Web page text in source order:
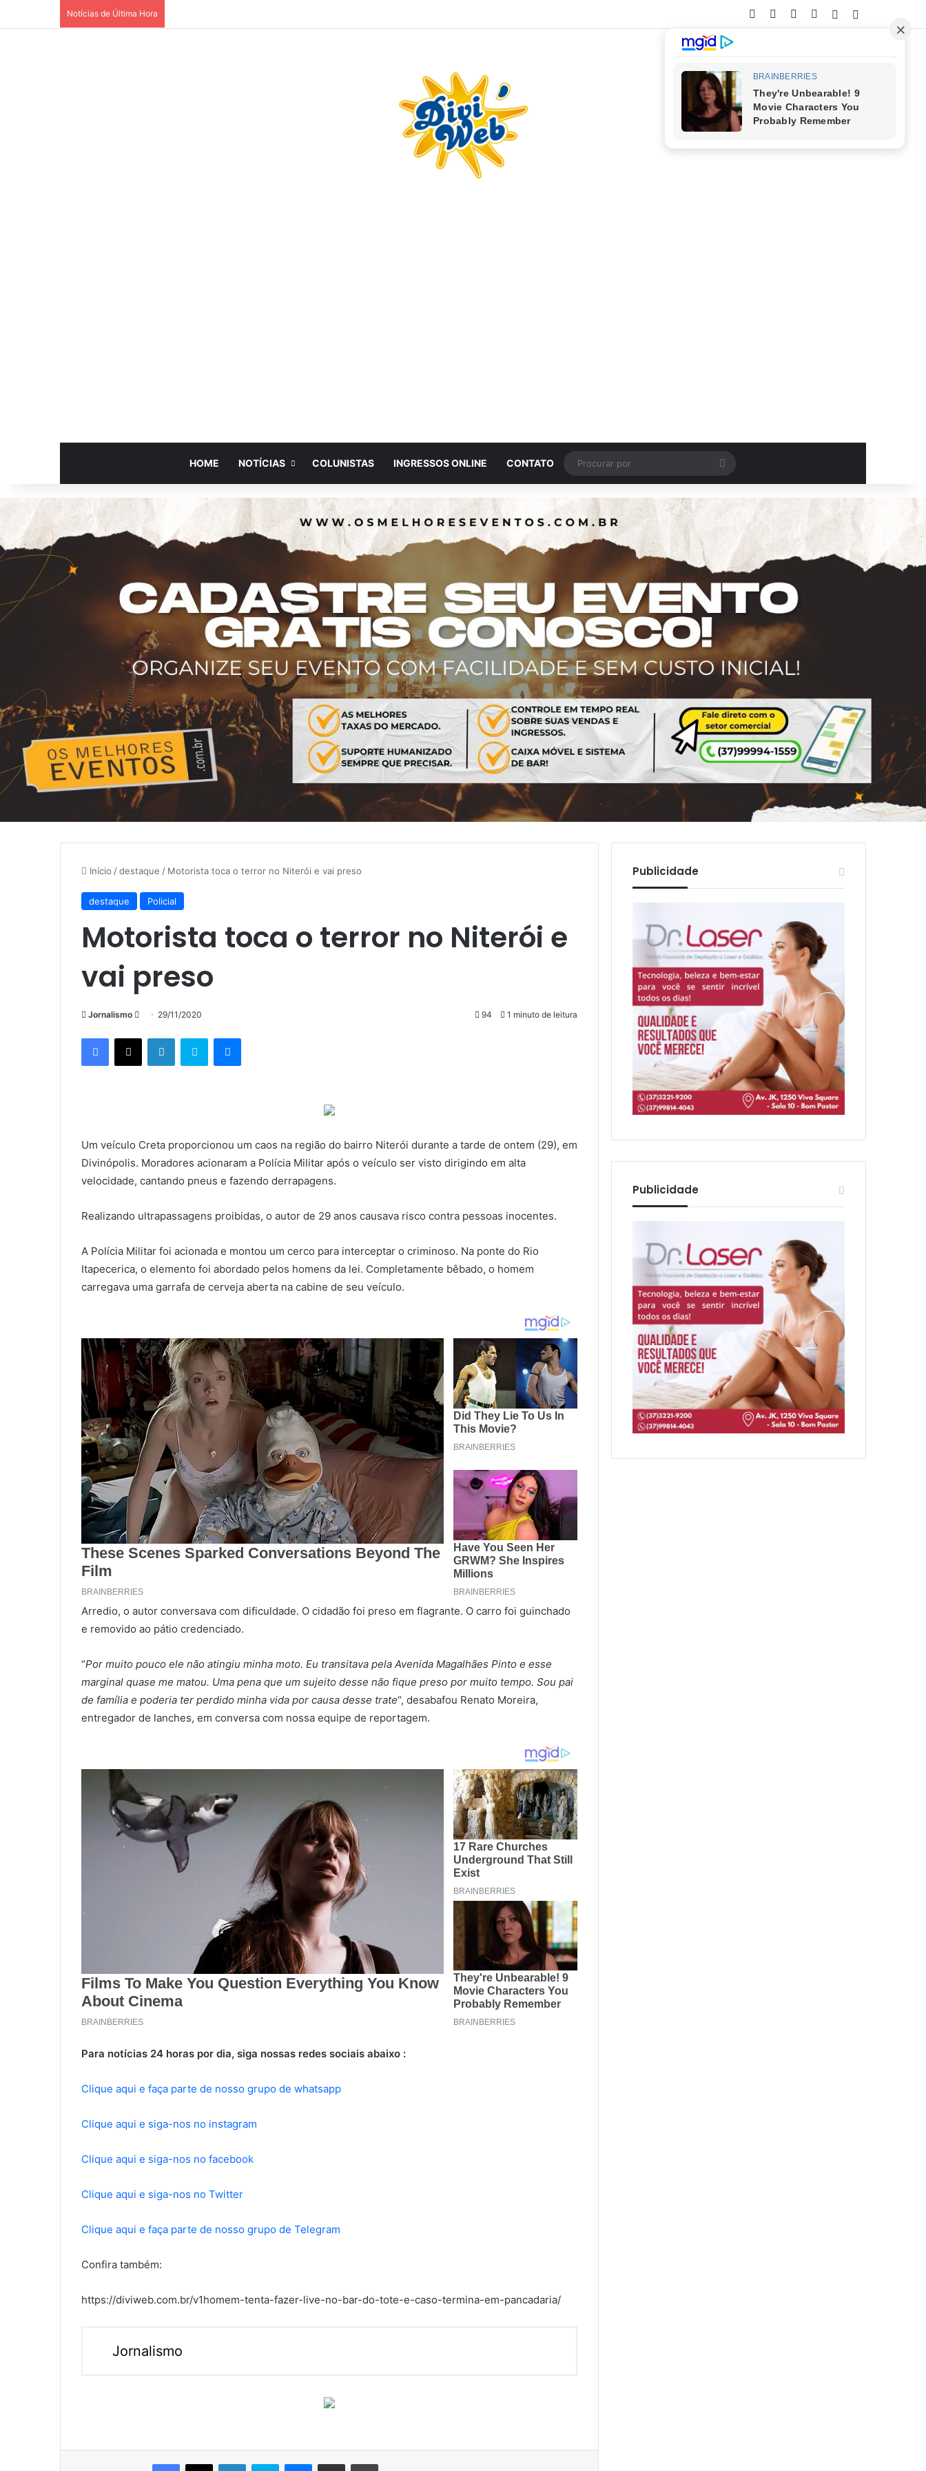
Notícias de Última Hora Facebook YouTubeInstagram
Entrar
HOME NOTÍCIAS COLUNISTAS INGRESSOS ONLINE CONTATO
Procurar
por
Início /destaque / Motorista toca o terror no Niterói e vai preso
destaque Policial
Motorista toca o terror no Niterói e
vai preso
Jornalismo
Mande
mail
29/11/2020 94 1 minuto de leitura
Facebook
X LinkedinSkype Messenger
Um veículo Creta proporcionou um caos na região do bairro Niterói durante a tarde de ontem (29), em
Divinópolis. Moradores acionaram a Polícia Militar após o veículo ser visto dirigindo em alta
velocidade, cantando pneus e fazendo derrapagens.
Realizando ultrapassagens proibidas, o autor de 29 anos causava risco contra pessoas inocentes.
A Polícia Militar foi acionada e montou um cerco para interceptar o criminoso. Na ponte do Rio
Itapecerica, o elemento foi abordado pelos homens da lei. Completamente bêbado, o homem
carregava uma garrafa de cerveja aberta na cabine de seu veículo.
Arredio, o autor conversava com dificuldade. O cidadão foi preso em flagrante. O carro foi guinchado
e removido ao pátio credenciado.
“Por muito pouco ele não atingiu minha moto. Eu transitava pela Avenida Magalhães Pinto e esse
marginal quase me matou. Uma pena que um sujeito desse não fique preso por muito tempo. Sou pai
de família e poderia ter perdido minha vida por causa desse trate“, desabafou Renato Moreira,
entregador de lanches, em conversa com nossa equipe de reportagem.
Para notícias 24 horas por dia, siga nossas redes sociais abaixo :
Clique aqui e faça parte de nosso grupo de whatsapp
Clique aqui e siga-nos no instagram
Clique aqui e siga-nos no facebook
Clique aqui e siga-nos no Twitter
Clique aqui e faça parte de nosso grupo de Telegram
Confira também:
https://diviweb.com.br/v1homem-tenta-fazer-live-no-bar-do-tote-e-caso-termina-em-pancadaria/
Jornalismo
Facebook
X LinkedinSkype Messenger
Compartilhar via e-mail Imprimir
Publicidade
Publicidade